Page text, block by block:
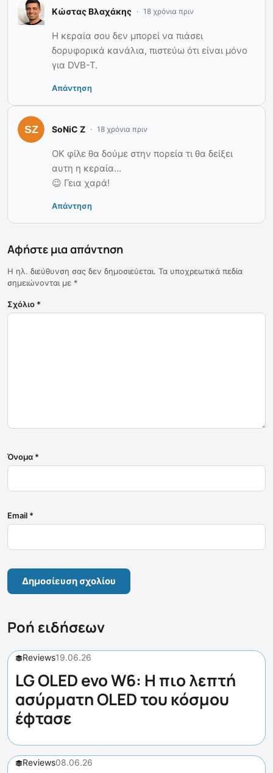
Κώστας Βλαχάκης 18 χρόνια πριν
Η κεραία σου δεν μπορεί να πιάσει
δορυφορικά κανάλια, πιστεύω ότι είναι μόνο
για DVB-T.
Απάντηση
SoNiC Z 18 χρόνια πριν
OK φίλε θα δούμε στην πορεία τι θα δείξει
αυτη η κεραία…
😉 Γεια χαρά!
Απάντηση
Αφήστε μια απάντηση
Η ηλ. διεύθυνση σας δεν δημοσιεύεται. Τα υποχρεωτικά πεδία
σημειώνονται με *
Σχόλιο *
Όνομα *
Email *
Ροή ειδήσεων
Reviews19.06.26
LG OLED evo W6: Η πιο λεπτή
ασύρματη OLED του κόσμου
έφτασε
Reviews08.06.26